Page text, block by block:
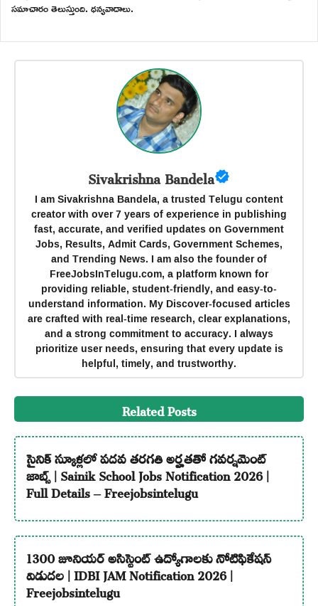
సమాచారం తెలుస్తుంది. ధన్యవాదాలు.
Sivakrishna Bandela
I am Sivakrishna Bandela, a trusted Telugu content
creator with over 7 years of experience in publishing
fast, accurate, and verified updates on Government
Jobs, Results, Admit Cards, Government Schemes,
and Trending News. I am also the founder of
FreeJobsInTelugu.com, a platform known for
providing reliable, student-friendly, and easy-to-
understand information. My Discover-focused articles
are crafted with real-time research, clear explanations,
and a strong commitment to accuracy. I always
prioritize user needs, ensuring that every update is
helpful, timely, and trustworthy.
Related Posts
సైనిక్ స్కూళ్లలో పదవ తరగతి అర్హతతో గవర్నమెంట్
జాబ్స్ | Sainik School Jobs Notification 2026 |
Full Details – Freejobsintelugu
1300 జూనియర్ అసిస్టెంట్ ఉద్యోగాలకు నోటిఫికేషన్
విడుదల | IDBI JAM Notification 2026 |
Freejobsintelugu